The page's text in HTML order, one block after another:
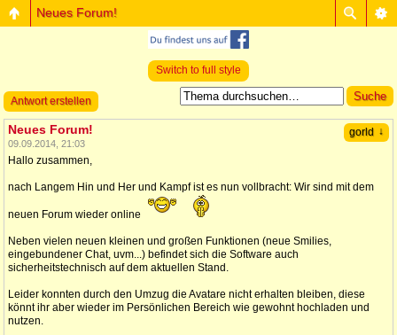
Neues Forum!
Switch to full style
Antwort erstellen
gorld ↓
Neues Forum!
09.09.2014, 21:03
Hallo zusammen,
nach Langem Hin und Her und Kampf ist es nun vollbracht: Wir sind mit dem
neuen Forum wieder online
Neben vielen neuen kleinen und großen Funktionen (neue Smilies,
eingebundener Chat, uvm...) befindet sich die Software auch
sicherheitstechnisch auf dem aktuellen Stand.
Leider konnten durch den Umzug die Avatare nicht erhalten bleiben, diese
könnt ihr aber wieder im Persönlichen Bereich wie gewohnt hochladen und
nutzen.